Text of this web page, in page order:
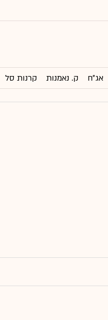
אג"ח ק. נאמנות קרנות סל